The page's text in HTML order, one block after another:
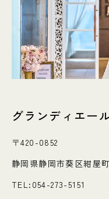
グランディエー
〒420-0852
静岡県静岡市葵区紺屋
TEL:054-273-5151